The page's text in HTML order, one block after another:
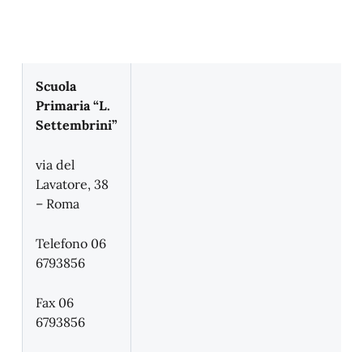
Scuola
Primaria “L.
Settembrini”
via del
Lavatore, 38
– Roma
Telefono 06
6793856
Fax 06
6793856